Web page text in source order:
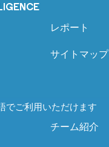
レポート
サイトマップ
でご利用いただけます
チーム紹介